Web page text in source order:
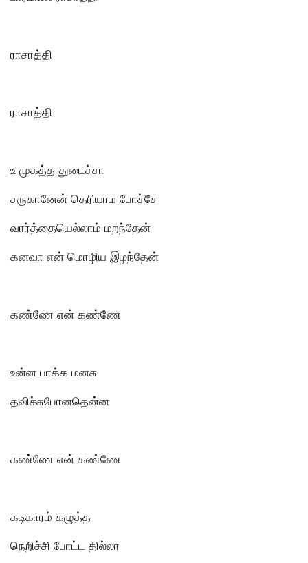
ராசாத்தி
ராசாத்தி
உ முகத்த துடைச்சா
சருகானேன் தெரியாம போச்சே
வார்த்தையெல்லாம் மறந்தேன்
கனவா என் மொழிய இழந்தேன்
கண்ணே என் கண்ணே
உன்ன பாக்க மனசு
தவிச்சுபோனதென்ன
கண்ணே என் கண்ணே
கடிகாரம் கழுத்த
நெறிச்சி போட்ட தில்லா